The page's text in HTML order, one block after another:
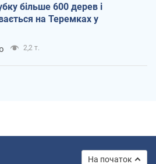
більше 600 дерев і
на Теремках у
2,2 т.
На початок